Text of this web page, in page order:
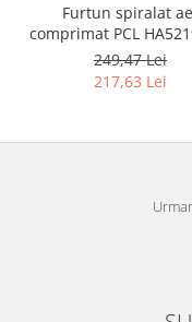
Furtun spiralat
comprimat PCL
8 x 12 mm, 10 m, filet
BSP
249,47 Lei
217,63 Lei